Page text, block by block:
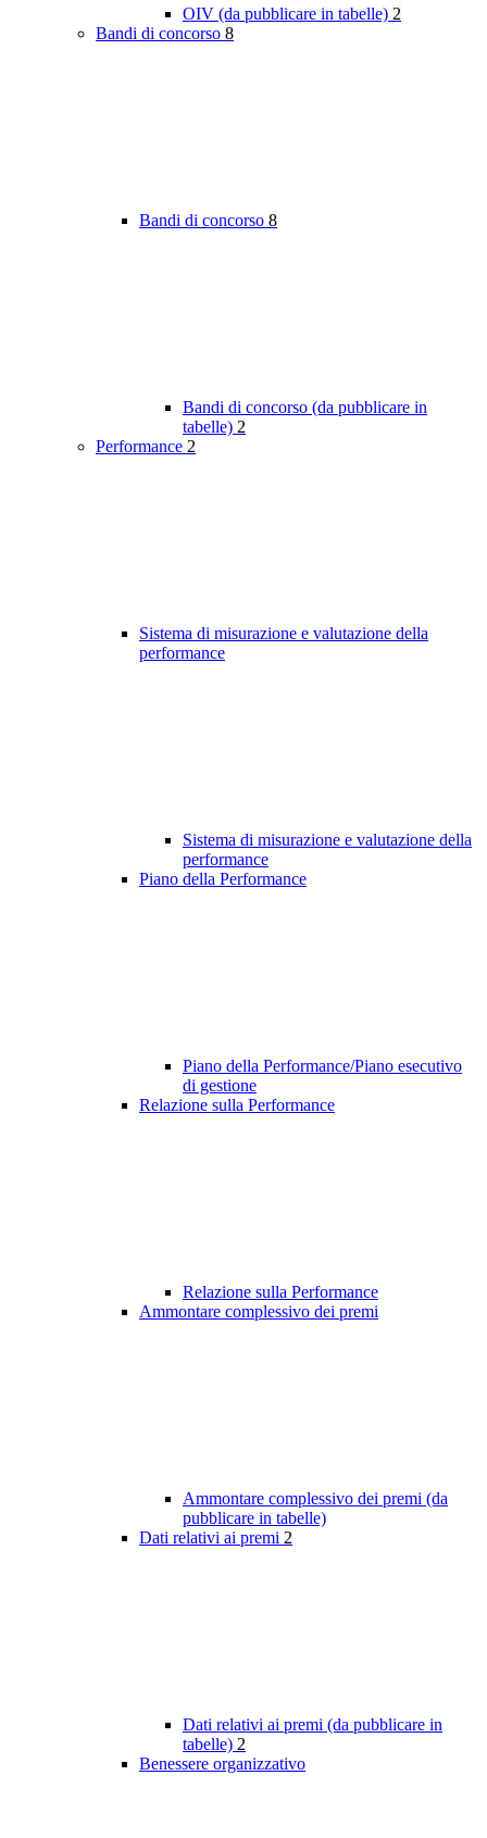
OIV (da pubblicare in tabelle) 2
Bandi di concorso 8
Bandi di concorso 8
Bandi di concorso (da pubblicare in
tabelle) 2
Performance 2
Sistema di misurazione e valutazione della
performance
Sistema di misurazione e valutazione della
performance
Piano della Performance
Piano della Performance/Piano esecutivo
di gestione
Relazione sulla Performance
Relazione sulla Performance
Ammontare complessivo dei premi
Ammontare complessivo dei premi (da
pubblicare in tabelle)
Dati relativi ai premi 2
Dati relativi ai premi (da pubblicare in
tabelle) 2
Benessere organizzativo